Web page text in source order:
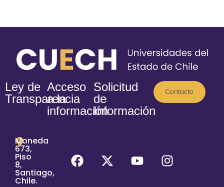
Ley de
Transparencia
Acceso
a la
información
Solicitud
de
Información
Contacto
Moneda
673,
Piso
8,
Santiago,
Chile.